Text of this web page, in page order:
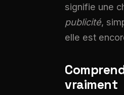
signifie une
publicité,
elle est
vraiment